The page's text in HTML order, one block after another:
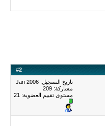
#2
تاريخ التسجيل: Jan 2006
مشاركة: 209
مستوى تقييم العضوية: 21